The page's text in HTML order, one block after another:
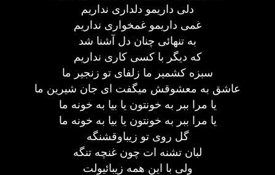
دلی داریمو دلداری نداریم
غمی داریمو غمخواری نداریم
به تنهائی چنان دل آشنا شد
که دیگر با کسی کاری نداریم
سبزه کشمیر ما زلفای تو زنجیر ما
عاشق به معشوقش میگفت ای جان شیرین ما
یا مرا ببر به خونتون یا بیا به خونه ما
یا مرا ببر به خونتون یا بیا به خونه ما
گل روی تو زیباوقشنگه
لبان تشنه ات چون غنچه تنگه
ولی با این همه زیبائیولت